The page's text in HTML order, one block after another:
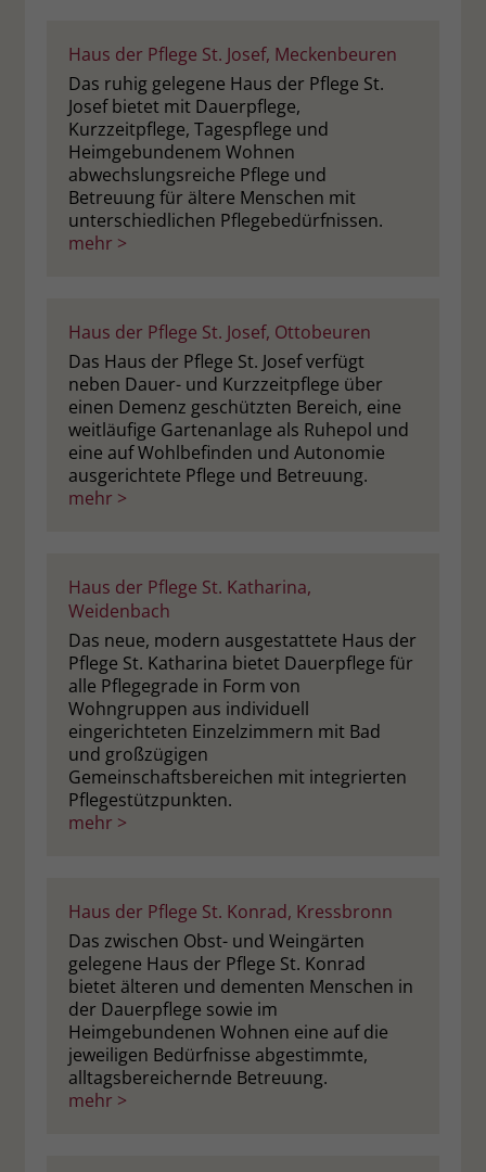
Haus der Pflege St. Josef, Meckenbeuren
Das ruhig gelegene Haus der Pflege St.
Josef bietet mit Dauerpflege,
Kurzzeitpflege, Tagespflege und
Heimgebundenem Wohnen
abwechslungsreiche Pflege und
Betreuung für ältere Menschen mit
unterschiedlichen Pflegebedürfnissen.
mehr >
Haus der Pflege St. Josef, Ottobeuren
Das Haus der Pflege St. Josef verfügt
neben Dauer- und Kurzzeitpflege über
einen Demenz geschützten Bereich, eine
weitläufige Gartenanlage als Ruhepol und
eine auf Wohlbefinden und Autonomie
ausgerichtete Pflege und Betreuung.
mehr >
Haus der Pflege St. Katharina,
Weidenbach
Das neue, modern ausgestattete Haus der
Pflege St. Katharina bietet Dauerpflege für
alle Pflegegrade in Form von
Wohngruppen aus individuell
eingerichteten Einzelzimmern mit Bad
und großzügigen
Gemeinschaftsbereichen mit integrierten
Pflegestützpunkten.
mehr >
Haus der Pflege St. Konrad, Kressbronn
Das zwischen Obst- und Weingärten
gelegene Haus der Pflege St. Konrad
bietet älteren und dementen Menschen in
der Dauerpflege sowie im
Heimgebundenen Wohnen eine auf die
jeweiligen Bedürfnisse abgestimmte,
alltagsbereichernde Betreuung.
mehr >